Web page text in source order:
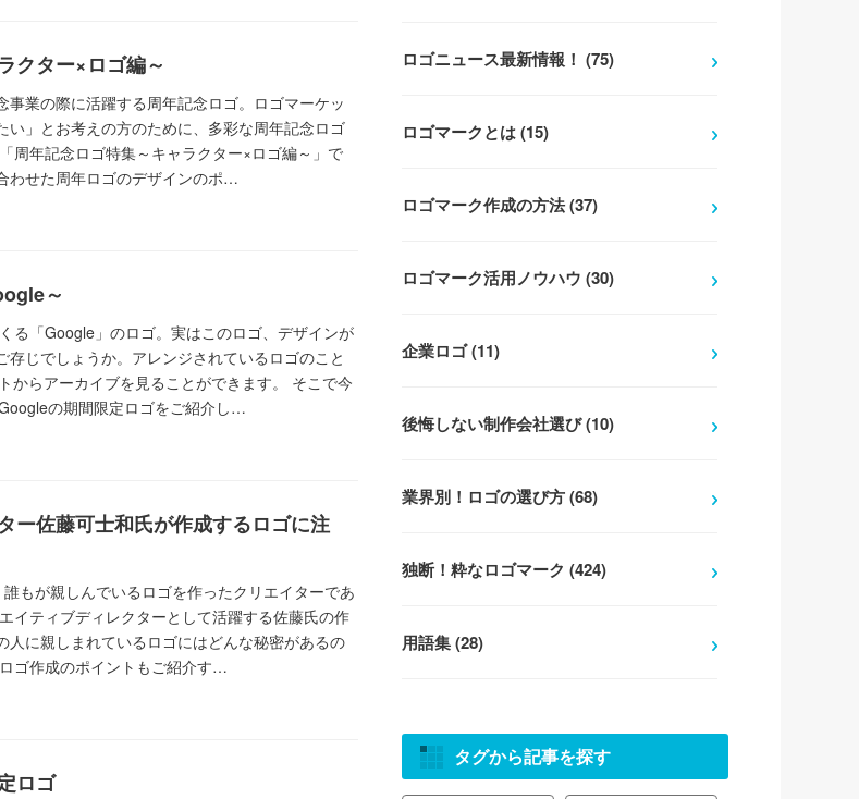
クター×ロゴ編～
業の際に活躍する周年記念ロゴ。ロゴマーケッ
い」とお考えの方のために、多彩な周年記念ロゴ
周年記念ロゴ特集～キャラクター×ロゴ編～」で
わせた周年ロゴのデザインのポ…
～
る「Google」のロゴ。実はこのロゴ、デザインが
じでしょうか。アレンジされているロゴのこと
からアーカイブを見ることができます。 そこで今
の期間限定ロゴをご紹介し…
ー佐藤可士和氏が作成するロゴに注
もが親しんでいるロゴを作ったクリエイターであ
イティブディレクターとして活躍する佐藤氏の作
人に親しまれているロゴにはどんな秘密があるの
ゴ作成のポイントもご紹介す…
ロゴ
ロゴニュース最新情報！ (75)
ロゴマークとは (15)
ロゴマーク作成の方法 (37)
ロゴマーク活用ノウハウ (30)
企業ロゴ (11)
後悔しない制作会社選び (10)
業界別！ロゴの選び方 (68)
独断！粋なロゴマーク (424)
用語集 (28)
タグから記事を探す